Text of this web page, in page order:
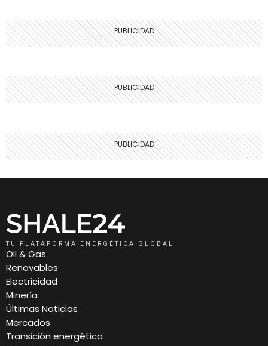
TU PLATAFORMA ENERGÉTICA GLOBAL
Oil & Gas
Renovables
Electricidad
Minería
Últimas Noticias
Mercados
Transición energética